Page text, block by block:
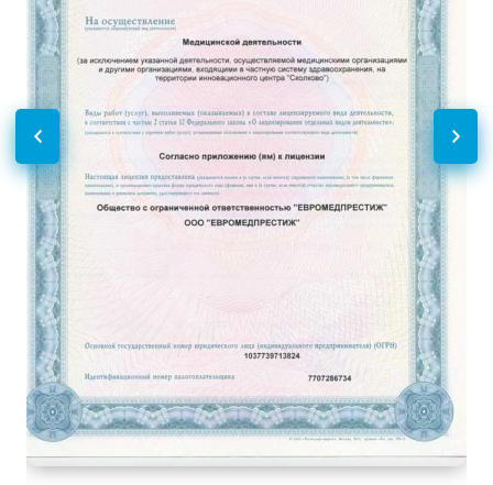
УЗИ при многоплодной
беременности (скрининг)
3290р.
УЗИ в гинекологии Без контраста С контрастом
УЗИ малого таза у женщин
(трансабдоминально)
Дуплексное сканирование
сосудов Без контраста С контрастом
УЗИ артерий нижних
конечностей (дуплексное)
УЗДГ органов С контрастом
УЗДГ маточно-
плацентарного кровотока
1650р.
Функциональная
диагностика Без контраста С контрастом
Спирометрия 2100р.
-